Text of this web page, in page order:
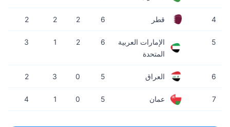
4 قطر 6
2
2
2
5
الإمارات العربية
المتحدة
6
2
1
3
6 العراق 5
0
3
2
7 عمان 5
0
1
4